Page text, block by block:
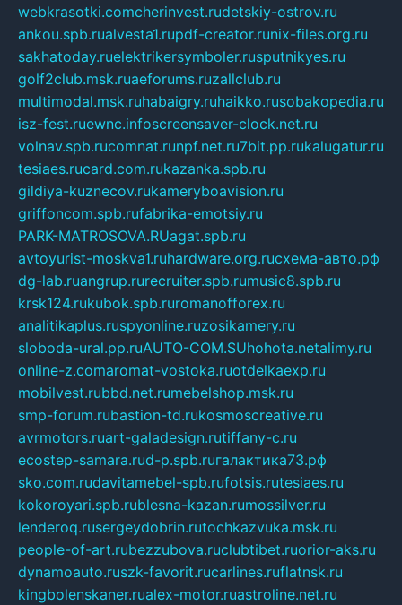
webkrasotki.comcherinvest.rudetskiy-ostrov.ru
ankou.spb.rualvesta1.rupdf-creator.runix-files.org.ru
sakhatoday.ruelektrikersymboler.rusputnikyes.ru
golf2club.msk.ruaeforums.ruzallclub.ru
multimodal.msk.ruhabaigry.ruhaikko.rusobakopedia.ru
isz-fest.ruewnc.infoscreensaver-clock.net.ru
volnav.spb.rucomnat.runpf.net.ru7bit.pp.rukalugatur.ru
tesiaes.rucard.com.rukazanka.spb.ru
gildiya-kuznecov.rukameryboavision.ru
griffoncom.spb.rufabrika-emotsiy.ru
PARK-MATROSOVA.RUagat.spb.ru
avtoyurist-moskva1.ruhardware.org.ruсхема-авто.рф
dg-lab.ruangrup.rurecruiter.spb.rumusic8.spb.ru
krsk124.rukubok.spb.ruromanofforex.ru
analitikaplus.ruspyonline.ruzosikamery.ru
sloboda-ural.pp.ruAUTO-COM.SUhohota.netalimy.ru
online-z.comaromat-vostoka.ruotdelkaexp.ru
mobilvest.rubbd.net.rumebelshop.msk.ru
smp-forum.rubastion-td.rukosmoscreative.ru
avrmotors.ruart-galadesign.rutiffany-c.ru
ecostep-samara.rud-p.spb.ruгалактика73.рф
sko.com.rudavitamebel-spb.rufotsis.rutesiaes.ru
kokoroyari.spb.rublesna-kazan.rumossilver.ru
lenderoq.rusergeydobrin.rutochkazvuka.msk.ru
people-of-art.rubezzubova.ruclubtibet.ruorior-aks.ru
dynamoauto.ruszk-favorit.rucarlines.ruflatnsk.ru
kingbolenskaner.rualex-motor.ruastroline.net.ru